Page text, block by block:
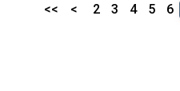
<< < 2 3 4 5 6